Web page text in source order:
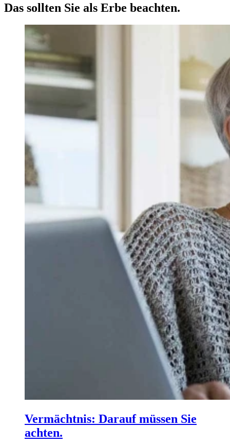
Das sollten Sie als Erbe beachten.
Vermächtnis: Darauf müssen Sie
achten.